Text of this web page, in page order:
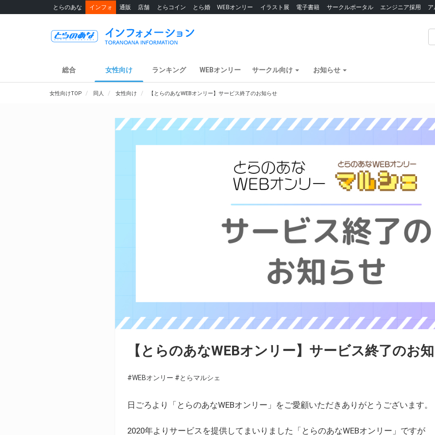
とらのあな インフォ 通販 店舗 とらコイン とら婚 WEBオンリー イラスト展 電子書籍 サークルポータル エンジニア採用
総合 女性向け ランキング WEBオンリー サークル向け お知らせ
女性向けTOP 同人 女性向け 【とらのあなWEBオンリー】サービス終了のお知らせ
【とらのあなWEBオンリー】サービス終了のお
#WEBオンリー #とらマルシェ
日ごろより「とらのあなWEBオンリー」をご愛顧いただきありがとうございます。
2020年よりサービスを提供してまいりました「とらのあなWEBオンリー」ですが